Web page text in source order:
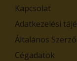
Kapcsolat
Adatkezelési
Általános
Cégadatok